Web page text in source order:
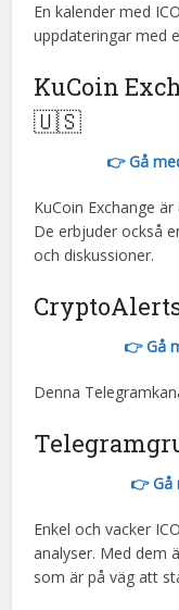
En kalender med
uppdateringar med
KuCoin
🇺🇸
👉 Gå
KuCoin Exchange
De erbjuder också
och diskussioner.
👉 Gå
Denna
👉 Gå
Enkel och vacker
analyser. Med dem
som är på väg att